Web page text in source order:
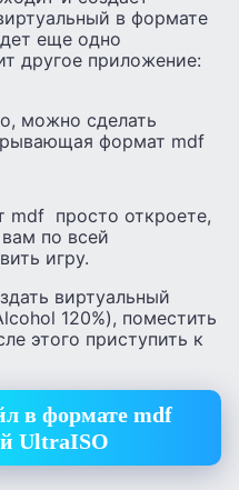
в формате
еще одно
другое приложение:
можно сделать
формат mdf
mdf просто откроете,
по всей
игру.
виртуальный
120%), поместить
этого приступить к
в формате mdf
UltraISO